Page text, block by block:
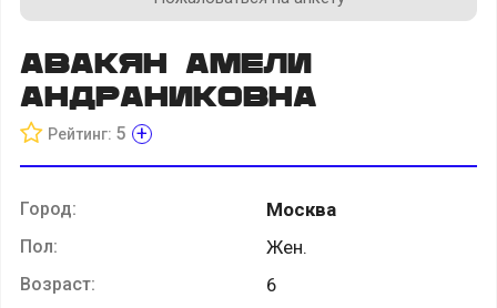
Авакян Амели
Андраниковна
Рейтинг: 5 +
Город: Москва
Пол: Жен.
Возраст: 6